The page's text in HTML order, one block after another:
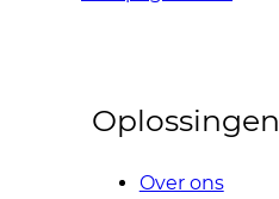
Oplossingen
Over ons